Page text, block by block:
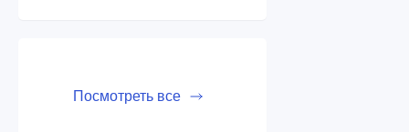
Посмотреть все